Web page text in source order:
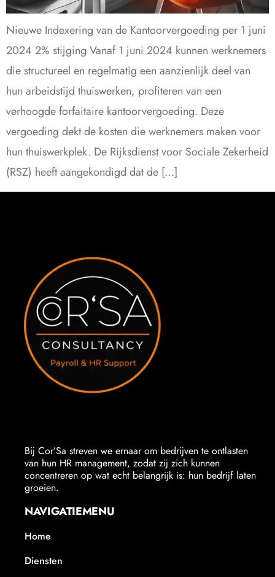
Nieuwe Indexering van de Kantoorvergoeding per 1 juni
2024 2% stijging Vanaf 1 juni 2024 kunnen werknemers
die structureel en regelmatig een aanzienlijk deel van
hun arbeidstijd thuiswerken, profiteren van een
verhoogde forfaitaire kantoorvergoeding. Deze
vergoeding dekt de kosten die werknemers maken voor
hun thuiswerkplek. De Rijksdienst voor Sociale Zekerheid
(RSZ) heeft aangekondigd dat de […]
Bij Cor’Sa streven we ernaar om bedrijven te ontlasten
van hun HR management, zodat zij zich kunnen
concentreren op wat echt belangrijk is: hun bedrijf laten
groeien.
NAVIGATIEMENU
Home
Diensten